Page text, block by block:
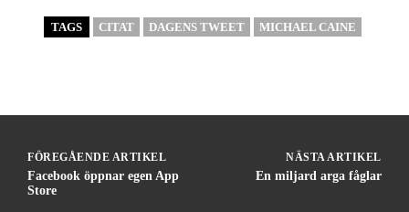
TAGS CITAT DAGENS TWEET MICHAEL CAINE
FÖREGÅENDE ARTIKEL
Facebook öppnar egen App
Store
NÄSTA ARTIKEL
En miljard arga fåglar